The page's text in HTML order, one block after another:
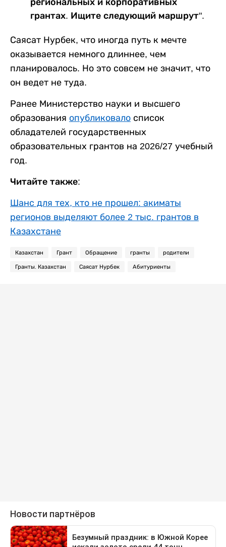
грантах. Ищите следующий маршрут".
Саясат Нурбек, что иногда путь к мечте
оказывается немного длиннее, чем
планировалось. Но это совсем не значит, что
он ведет не туда.
Ранее Министерство науки и высшего
образования опубликовало список
обладателей государственных
образовательных грантов на 2026/27 учебный
год.
Читайте также:
Шанс для тех, кто не прошел: акиматы
регионов выделяют более 2 тыс. грантов в
Казахстане
Казахстан Грант Обращение гранты родители
Гранты. Казахстан Саясат Нурбек Абитуриенты